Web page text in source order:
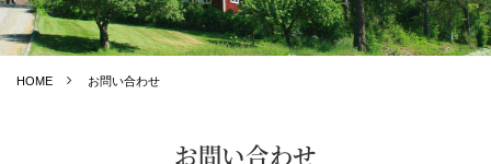
HOME お問い合わせ
お問い合わせ